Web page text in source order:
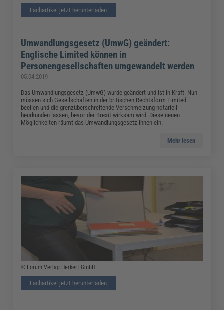
Fachartikel jetzt herunterladen
Umwandlungsgesetz (UmwG) geändert:
Englische Limited können in
Personengesellschaften umgewandelt werden
05.04.2019
Das Umwandlungsgesetz (UmwG) wurde geändert und ist in Kraft. Nun
müssen sich Gesellschaften in der britischen Rechtsform Limited
beeilen und die grenzüberschreitende Verschmelzung notariell
beurkunden lassen, bevor der Brexit wirksam wird. Diese neuen
Möglichkeiten räumt das Umwandlungsgesetz ihnen ein.
Mehr lesen
© Forum Verlag Herkert GmbH
Fachartikel jetzt herunterladen